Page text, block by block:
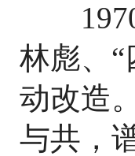
1970
林彪、
动改造
与共，